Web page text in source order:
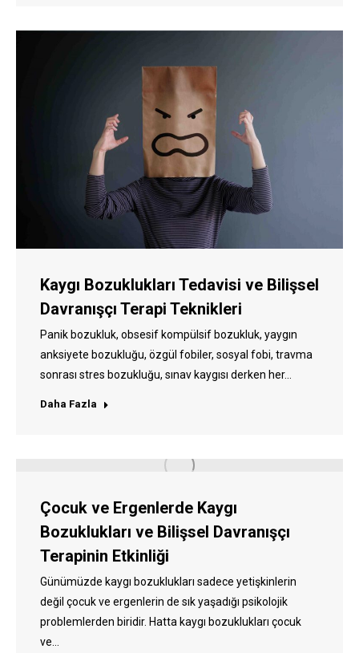
Kaygı Bozuklukları Tedavisi ve Bilişsel
Davranışçı Terapi Teknikleri
Panik bozukluk, obsesif kompülsif bozukluk, yaygın
anksiyete bozukluğu, özgül fobiler, sosyal fobi, travma
sonrası stres bozukluğu, sınav kaygısı derken her…
Daha Fazla
Çocuk ve Ergenlerde Kaygı
Bozuklukları ve Bilişsel Davranışçı
Terapinin Etkinliği
Günümüzde kaygı bozuklukları sadece yetişkinlerin
değil çocuk ve ergenlerin de sık yaşadığı psikolojik
problemlerden biridir. Hatta kaygı bozuklukları çocuk
ve…